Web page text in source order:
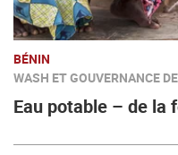
BÉNIN
WASH ET GOUVERNANCE
Eau potable – de la